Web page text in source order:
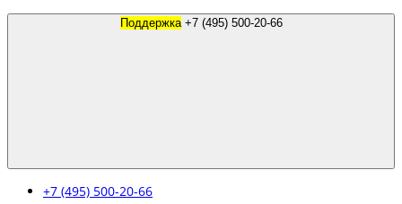
Поддержка +7 (495) 500-20-66
+7 (495) 500-20-66